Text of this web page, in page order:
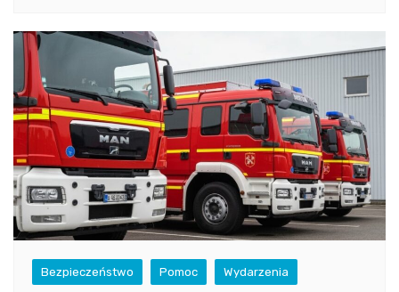
Bezpieczeństwo Pomoc Wydarzenia